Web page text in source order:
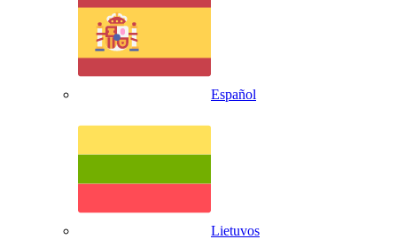
Español
Lietuvos